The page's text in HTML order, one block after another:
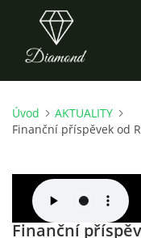
ÚVOD
O NÁS
Úvod
AKTUALITY
Finanční příspěvek od
Finanční